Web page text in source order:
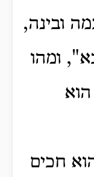
ובינה,
ומהו
חכים